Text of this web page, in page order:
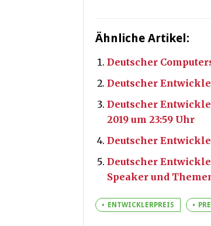
Ähnliche Artikel:
Deutscher
Deutscher
Deutscher
2019 um 23:59 Uhr
Deutscher
Deutscher
Speaker und
ENTWICKLERPREIS